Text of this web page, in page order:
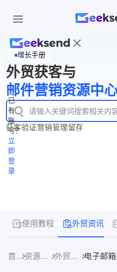
页
WhatsApp
企业号
New
产
品
功
能
产
品
价
格
资
源
中
心
立
即
注
册
已
有
账
号？
立
即
登
录
增长手册
外贸获客与
邮件营销资源中
获客验证营销管理留存
使用教程 外贸资讯
首页 资源中心 外贸资讯